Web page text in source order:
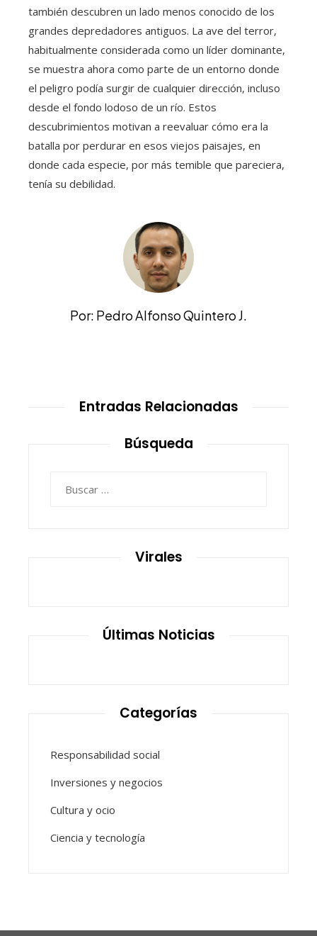
también descubren un lado menos conocido de los
grandes depredadores antiguos. La ave del terror,
habitualmente considerada como un líder dominante,
se muestra ahora como parte de un entorno donde
el peligro podía surgir de cualquier dirección, incluso
desde el fondo lodoso de un río. Estos
descubrimientos motivan a reevaluar cómo era la
batalla por perdurar en esos viejos paisajes, en
donde cada especie, por más temible que pareciera,
tenía su debilidad.
Por: Pedro Alfonso Quintero J.
Entradas Relacionadas
Búsqueda
Virales
Últimas Noticias
Categorías
Responsabilidad social
Inversiones y negocios
Cultura y ocio
Ciencia y tecnología